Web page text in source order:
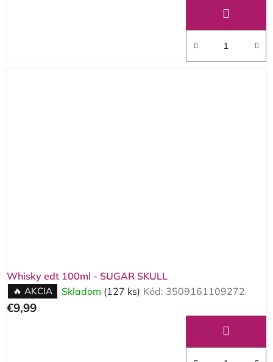
Whisky edt 100ml - SUGAR SKULL
🔥 AKCIA Skladom (127 ks) Kód: 3509161109272
€9,99